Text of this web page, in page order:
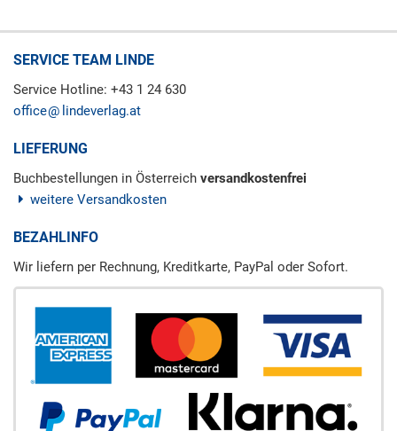
SERVICE TEAM LINDE
Service Hotline: +43 1 24 630
office
lindeverlag.at
LIEFERUNG
Buchbestellungen in Österreich versandkostenfrei
weitere Versandkosten
BEZAHLINFO
Wir liefern per Rechnung, Kreditkarte, PayPal oder Sofort.